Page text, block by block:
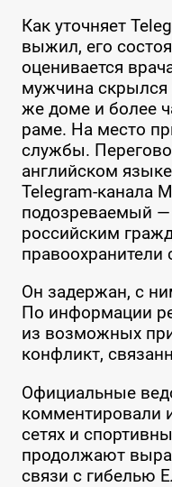
Как уточняет
выжил, его
оценивается
мужчина скрылся
же доме и более
раме. На место
службы.
английском
Telegram-канала
подозреваемый —
российским
правоохранители
Он задержан, с
По информации
из возможных
конфликт,
Официальные
комментировали
сетях и
продолжают
связи с гибелью